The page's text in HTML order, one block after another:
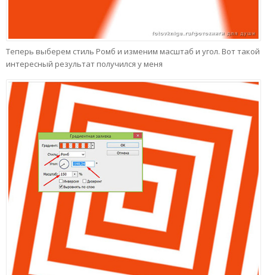
Теперь выберем стиль Ромб и изменим масштаб и угол. Вот такой
интересный результат получился у меня